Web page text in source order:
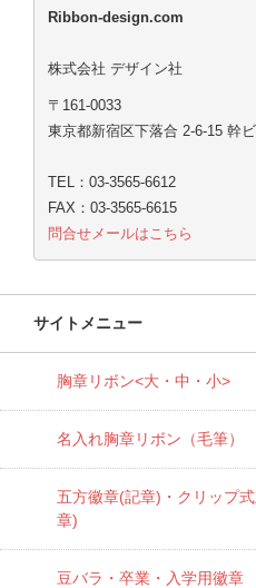
Ribbon-design.com
株式会社 デザイン社
〒161-0033
東京都新宿区下落合 2-6-15 幹
TEL：03-3565-6612
FAX：03-3565-6615
問合せメールはこちら
サイトメニュー
胸章リボン<大・中・小>
名入れ胸章リボン（毛筆）
五方徽章(記章)・ クリップ
章)
豆バラ・卒業・入学用徽章